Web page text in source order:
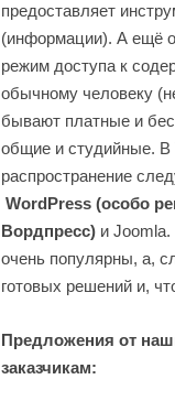
предоставляет
(информации). А ещё
режим доступа к
обычному человеку
бывают платные и
общие и студийные. В
распространение
WordPress (особо
Вордпресс) и
очень популярны, а,
готовых решений и,
Предложения от
заказчикам: